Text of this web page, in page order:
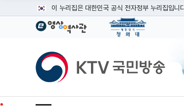
이 누리집은 대한민국 공식 전자정부 누리집입니
공식 누리집 주소 확인하기
이밖에 or.kr 또는 .kr등 다른 도메인 주소를 사용
운영중인 공식 누리집보기
KTV국민방송